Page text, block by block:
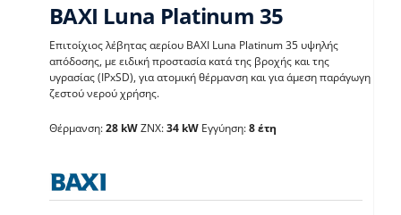
BAXI Luna Platinum 35
Λέβητες με άμεση παραγωγή ΖΝX
BAXI Luna Platinum 35
Επιτοίχιος λέβητας αερίου BAXI Luna Platinum 35 υψηλής
απόδοσης, με ειδική προστασία κατά της βροχής και της
υγρασίας (IPxSD), για ατομική θέρμανση και για άμεση παράγωγη
ζεστού νερού χρήσης.
Θέρμανση:28 kWΖΝΧ:34 kWΕγγύηση:8 έτη